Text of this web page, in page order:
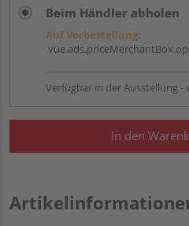
Beim Händler abholen
Auf Vorbestellung:
Verfügbar in der Ausstellung -
In den